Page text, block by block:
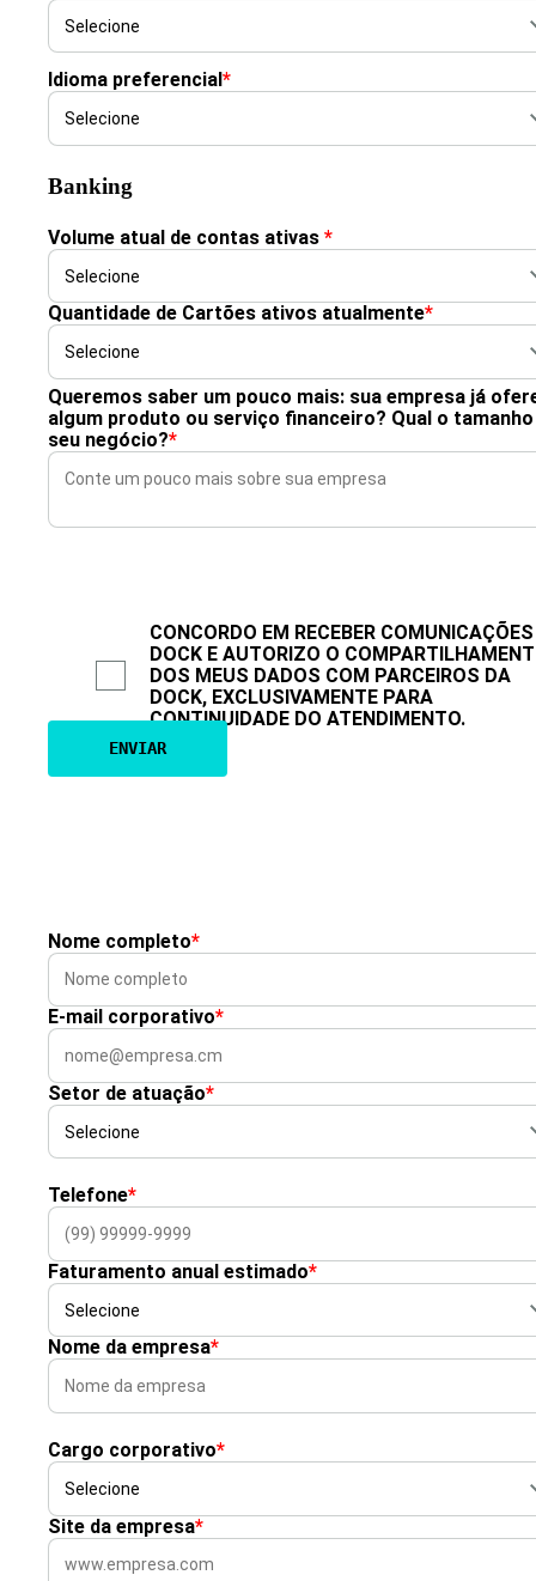
Idioma preferencial *
Banking
Volume atual de contas ativas *
Quantidade de Cartões ativos atualmente*
Queremos saber um pouco mais: sua empresa já
algum produto ou serviço financeiro? Qual o
seu negócio?*
CONCORDO EM RECEBER
DOCK E AUTORIZO O
DOS MEUS DADOS COM PARCEIROS DA
DOCK, EXCLUSIVAMENTE PARA
CONTINUIDADE DO ATENDIMENTO.
Nome completo*
E-mail corporativo*
Setor de atuação*
Telefone*
Faturamento anual estimado*
Nome da empresa*
Cargo corporativo*
Site da empresa*